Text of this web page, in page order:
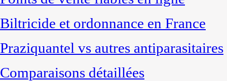
Biltricide et ordonnance en France
Praziquantel vs autres antiparasitaires
Comparaisons détaillées